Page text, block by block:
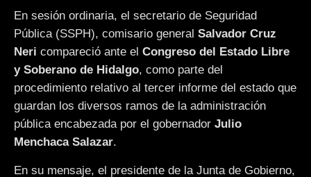
En sesión ordinaria, el secretario de Seguridad
Pública (SSPH), comisario general Salvador Cruz
Neri compareció ante el Congreso del Estado Libre
y Soberano de Hidalgo, como parte del
procedimiento relativo al tercer informe del estado que
guardan los diversos ramos de la administración
pública encabezada por el gobernador Julio
Menchaca Salazar.
En su mensaje, el presidente de la Junta de Gobierno,